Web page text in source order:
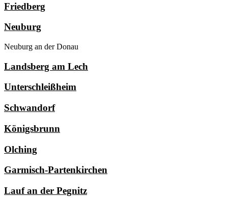
Friedberg
Neuburg
Neuburg an der Donau
Landsberg am Lech
Unterschleißheim
Schwandorf
Königsbrunn
Olching
Garmisch-Partenkirchen
Lauf an der Pegnitz